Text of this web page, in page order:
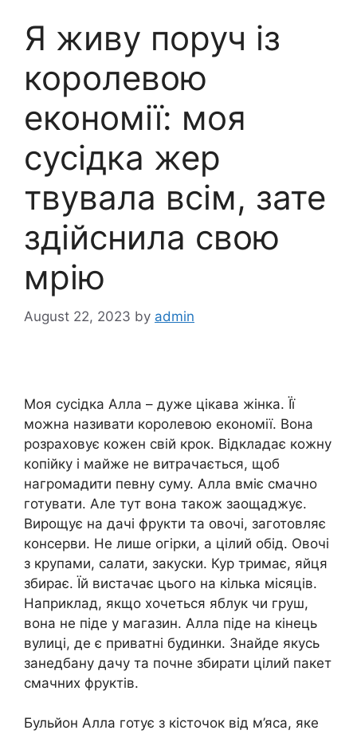
Я живу поруч із
королевою
економії: моя
сусідка жер
твувала всім, зате
здійснила свою
мрію
August 22, 2023 by admin
Моя сусідка Алла – дуже цікава жінка. Її
можна називати королевою економії. Вона
розраховує кожен свій крок. Відкладає кожну
копійку і майже не витрачається, щоб
нагромадити певну суму. Алла вміє смачно
готувати. Але тут вона також заощаджує.
Вирощує на дачі фрукти та овочі, заготовляє
консерви. Не лише огірки, а цілий обід. Овочі
з крупами, салати, закуски. Кур тримає, яйця
збирає. Їй вистачає цього на кілька місяців.
Наприклад, якщо хочеться яблук чи груш,
вона не піде у магазин. Алла піде на кінець
вулиці, де є приватні будинки. Знайде якусь
занедбану дачу та почне збирати цілий пакет
смачних фруктів.
Бульйон Алла готує з кісточок від м’яса, яке